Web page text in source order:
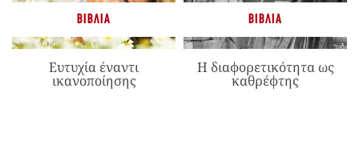
ΒΙΒΛΊΑ
Ευτυχία έναντι
ικανοποίησης
ΒΙΒΛΊΑ
Η διαφορετικότητα ως
καθρέφτης